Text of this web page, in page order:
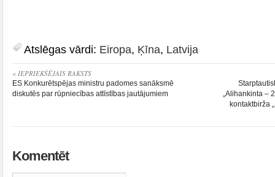
Atslēgas vārdi: Eiropa, Ķīna, Latvija
« IEPRIEKŠĒJAIS RAKSTS
ES Konkurētspējas ministru padomes sanāksmē
diskutēs par rūpniecības attīstības jautājumiem
„Alihankinta –
kontaktbirža
Komentēt